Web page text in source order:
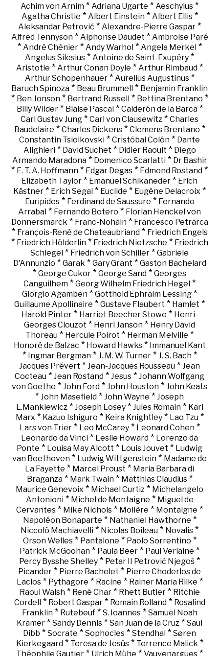
Achim von Arnim * Adriana Ugarte * Aeschylus *
Agatha Christie * Albert Einstein* Albert Ellis*
Aleksandar Petrović * Alexandre-Pierre Gaspar *
Alfred Tennyson* Alphonse Daudet * Ambroise Paré
* André Chénier* Andy Warhol * Angela Merkel *
Angelus Silesius * Antoine de Saint-Exupéry *
Aristotle * Arthur Conan Doyle * Arthur Rimbaud *
Arthur Schopenhauer* Aurelius Augustinus*
Baruch Spinoza * Beau Brummell * Benjamin Franklin
* Ben Jonson* Bertrand Russell * Bettina Brentano *
Billy Wilder* Blaise Pascal* Calderón de la Barca*
Carl Gustav Jung * Carl von Clausewitz * Charles
Baudelaire * Charles Dickens* Clemens Brentano *
Constantin Tsiolkovski * Cristóbal Colón * Dante
Alighieri* David Suchet * Didier Raoult * Diego
Armando Maradona* Domenico Scarlatti* Dr Bashir
* E. T. A. Hoffmann * Edgar Degas * Edmond Rostand *
Elizabeth Taylor * Emanuel Schikaneder * Erich
Kästner * Erich Segal * Euclide * Eugène Delacroix *
Euripides* Ferdinand de Saussure * Fernando
Arrabal * Fernando Botero * Florian Henckel von
Donnersmarck * Franc-Nohain* Francesco Petrarca
* François-René de Chateaubriand* Friedrich Engels
* Friedrich Hölderlin* Friedrich Nietzsche * Friedrich
Schlegel * Friedrich von Schiller * Gabriele
D'Annunzio * Garak * Gary Grant * Gaston Bachelard
* George Cukor * George Sand * Georges
Canguilhem * Georg Wilhelm Friedrich Hegel *
Giorgio Agamben * Gotthold Ephraim Lessing *
Guillaume Apollinaire * Gustave Flaubert * Hamlet *
Harold Pinter* Harriet Beecher Stowe * Henri-
Georges Clouzot * Henri Janson * Henry David
Thoreau * Hercule Poirot * Herman Melville *
Honoré de Balzac * Howard Hawks* Immanuel Kant
* Ingmar Bergman* J. M. W. Turner* J. S. Bach*
Jacques Prévert * Jean-Jacques Rousseau * Jean
Cocteau * Jean Rostand * Jesus * Johann Wolfgang
von Goethe * John Ford * John Houston * John Keats
* John Masefield * John Wayne * Joseph
L.Mankiewicz* Joseph Losey* Jules Romain* Karl
Marx * Kazuo Ishiguro * Keira Knightley* Lao Tzu*
Lars von Trier* Leo McCarey* Leonard Cohen*
Leonardo da Vinci * Leslie Howard * Lorenzo da
Ponte * Louisa May Alcott * Louis Jouvet * Ludwig
van Beethoven * Ludwig Wittgenstein * Madame de
La Fayette * Marcel Proust * Maria Barbara di
Braganza* Mark Twain* Matthias Claudius*
Maurice Genevoix * Michael Curtiz * Michelangelo
Antonioni* Michel de Montaigne * Miguel de
Cervantes * Mike Nichols * Molière * Montaigne *
Napoléon Bonaparte * Nathaniel Hawthorne *
Niccolò Machiavelli * Nicolas Boileau * Novalis *
Orson Welles* Pantalone * Paolo Sorrentino *
Patrick McGoohan * Paula Beer * Paul Verlaine *
Percy Bysshe Shelley * Petar II Petrović Njegoš *
Picander * Pierre Bachelet * Pierre Choderlos de
Laclos* Pythagore * Racine * Rainer Maria Rilke *
Raoul Walsh* René Char* Rhett Butler* Ritchie
Cordell * Robert Gaspar* Romain Rolland* Rosalind
Franklin* Rutebeuf* S. Ioannes* Samuel Noah
Kramer * Sandy Dennis * San Juan de la Cruz * Saul
Dibb * Socrate * Sophocles * Stendhal * Søren
Kierkegaard* Teresa de Jesús* Terrence Malick *
Théophile Gautier * Ulrich Mühe * Vauvenargues *